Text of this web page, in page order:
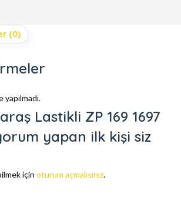
(0)
Lastikli ZP 169 1697
yapan ilk kişi siz
için oturum açmalısınız.